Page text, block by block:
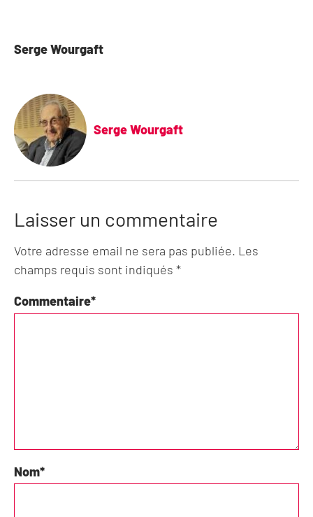
Serge Wourgaft
Serge Wourgaft
Laisser un commentaire
Votre adresse email ne sera pas publiée. Les
champs requis sont indiqués *
Commentaire*
Nom*